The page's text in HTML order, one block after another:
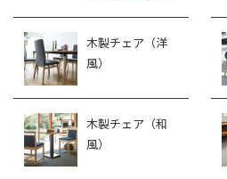
木製チェア（洋
風）
木製チェア（和
風）